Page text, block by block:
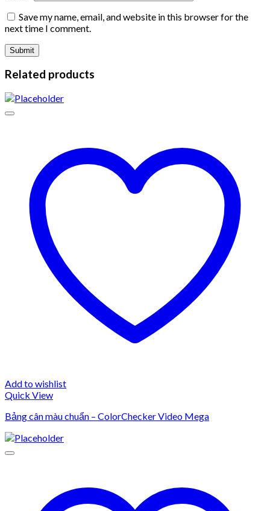
Save my name, email, and website in this browser for the
next time I comment.
Related products
Add to wishlist
Quick View
Bảng cân màu chuẩn – ColorChecker Video Mega